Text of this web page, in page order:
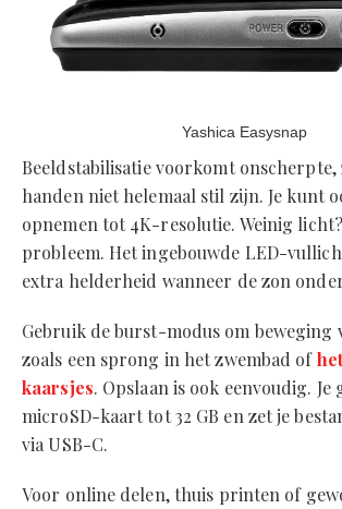
Yashica Easysnap
Beeldstabilisatie voorkomt onscherpte,
handen niet helemaal stil zijn. Je kunt
opnemen tot 4K-resolutie. Weinig
probleem. Het ingebouwde LED-
extra helderheid wanneer de zon
Gebruik de burst-modus om beweging
zoals een sprong in het zwembad of
kaarsjes. Opslaan is ook eenvoudig. Je
microSD-kaart tot 32 GB en zet je
via USB-C.
Voor online delen, thuis printen of